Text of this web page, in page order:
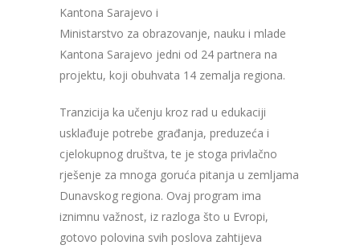
Kantona Sarajevo i
Ministarstvo za obrazovanje, nauku i mlade
Kantona Sarajevo jedni od 24 partnera na
projektu, koji obuhvata 14 zemalja regiona.
Tranzicija ka učenju kroz rad u edukaciji
usklađuje potrebe građanja, preduzeća i
cjelokupnog društva, te je stoga privlačno
rješenje za mnoga goruća pitanja u zemljama
Dunavskog regiona. Ovaj program ima
iznimnu važnost, iz razloga što u Evropi,
gotovo polovina svih poslova zahtijeva